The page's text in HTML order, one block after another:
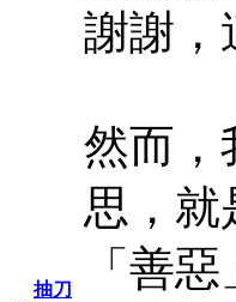
抽刀
謝謝，
然而，
思，就
「善